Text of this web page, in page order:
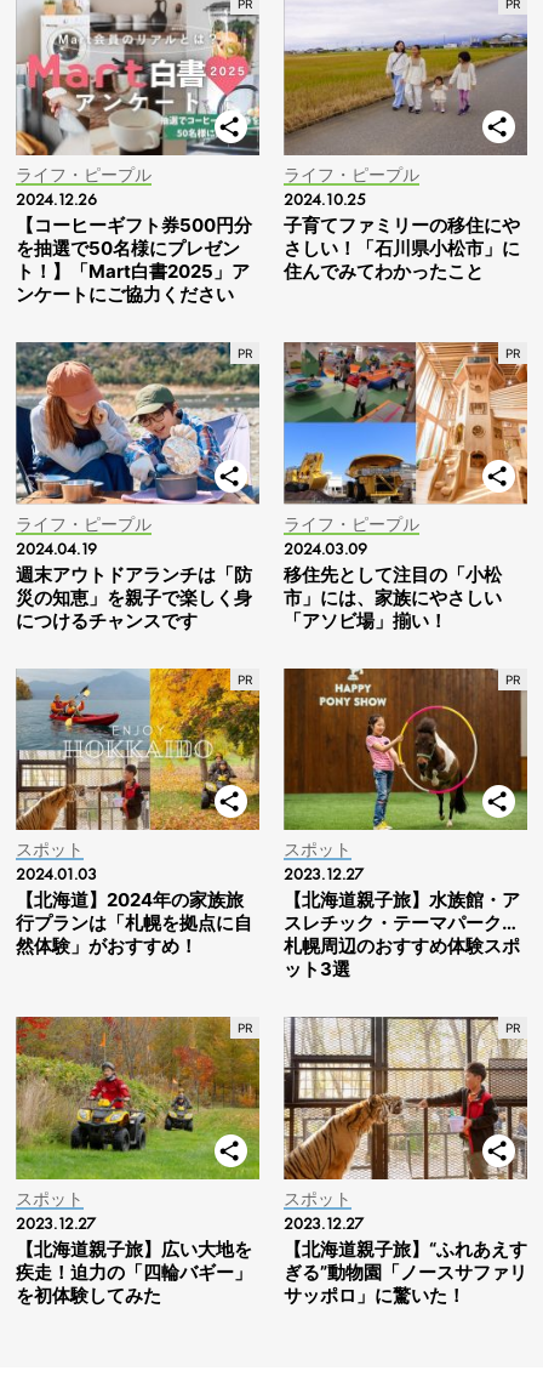
ライフ・ピープル
2024.12.26
【コーヒーギフト券500円分
を抽選で50名様にプレゼン
ト！】「Mart白書2025」ア
ンケートにご協力ください
ライフ・ピープル
2024.10.25
子育てファミリーの移住にや
さしい！「石川県小松市」に
住んでみてわかったこと
ライフ・ピープル
2024.04.19
週末アウトドアランチは「防
災の知恵」を親子で楽しく身
につけるチャンスです
ライフ・ピープル
2024.03.09
移住先として注目の「小松
市」には、家族にやさしい
「アソビ場」揃い！
スポット
2024.01.03
【北海道】2024年の家族旅
行プランは「札幌を拠点に自
然体験」がおすすめ！
スポット
2023.12.27
【北海道親子旅】水族館・ア
スレチック・テーマパーク…
札幌周辺のおすすめ体験スポ
ット3選
スポット
2023.12.27
【北海道親子旅】広い大地を
疾走！迫力の「四輪バギー」
を初体験してみた
スポット
2023.12.27
【北海道親子旅】“ふれあえす
ぎる”動物園「ノースサファリ
サッポロ」に驚いた！